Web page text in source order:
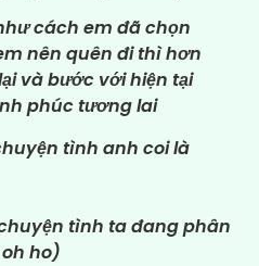
cách em đã chọn
nên quên đi thì hơn
và bước với hiện tại
phúc tương lai
tình anh coi là
tình ta đang phân
ho)